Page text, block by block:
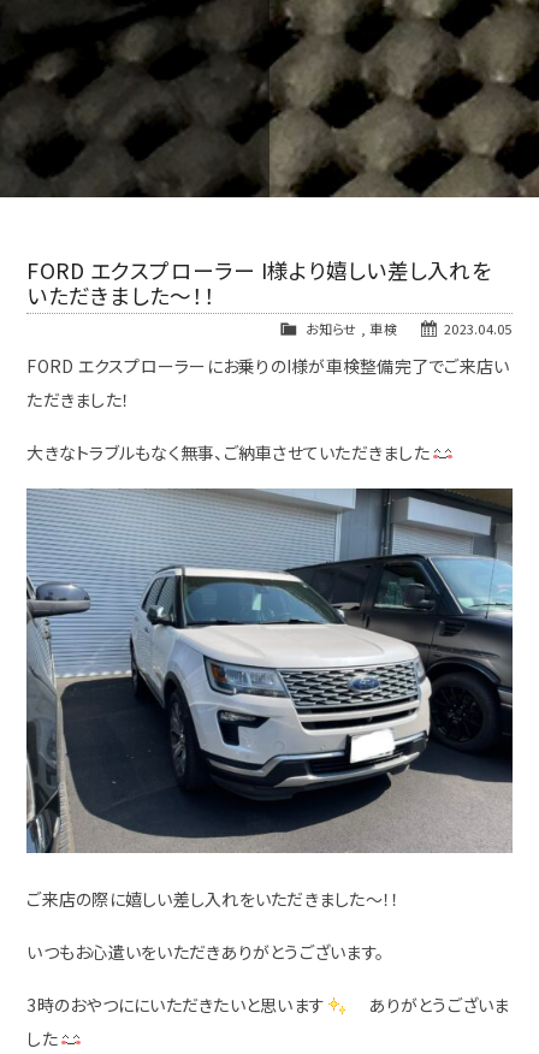
FORD エクスプローラー I様より嬉しい差し入れを
いただきました～！！
2023.04.05
お知らせ ,車検
FORD エクスプローラーにお乗りのI様が車検整備完了でご来店い
ただきました！
大きなトラブルもなく無事、ご納車させていただきました
ご来店の際に嬉しい差し入れをいただきました～！！
いつもお心遣いをいただきありがとうございます。
3時のおやつににいただきたいと思います
ありがとうございま
した